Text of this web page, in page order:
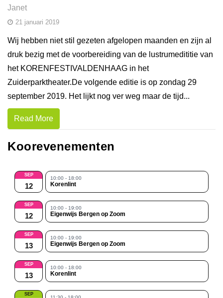
Janet
21 januari 2019
Wij hebben niet stil gezeten afgelopen maanden en zijn al
druk bezig met de voorbereiding van de lustrumedititie van
het KORENFESTIVALDENHAAG in het
Zuiderparktheater.De volgende editie is op zondag 29
september 2019. Het lijkt nog ver weg maar de tijd...
Read More
Koorevenementen
SEP
12
10:00 - 18:00
Korenlint
SEP
12
10:00 - 19:00
Eigenwijs Bergen op Zoom
SEP
13
10:00 - 19:00
Eigenwijs Bergen op Zoom
SEP
13
10:00 - 18:00
Korenlint
SEP